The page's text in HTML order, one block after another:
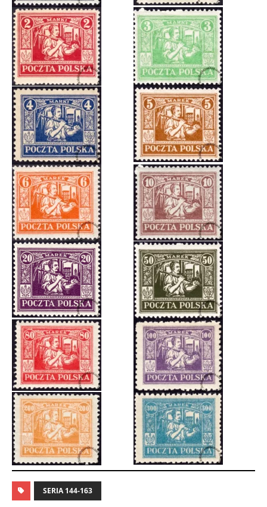
SERIA 144-163